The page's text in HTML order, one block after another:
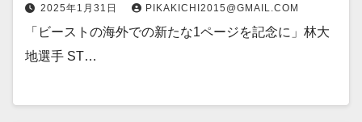
2025年1月31日 PIKAKICHI2015@GMAIL.COM
「ビーストの海外での新たな1ページを記念に」林大
地選手 ST…